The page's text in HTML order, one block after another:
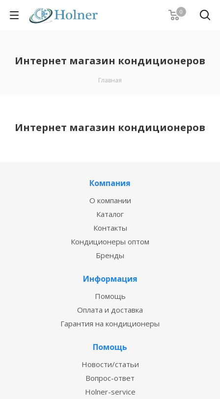
0
Интернет магазин кондиционеров
Главная
Интернет магазин кондиционеров
Компания
О компании
Каталог
Контакты
Кондиционеры оптом
Бренды
Информация
Помощь
Оплата и доставка
Гарантия на кондиционеры
Помощь
Новости/статьи
Вопрос-ответ
Holner-service